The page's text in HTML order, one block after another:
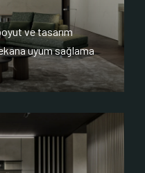
ve tasarım
uyum sağlama